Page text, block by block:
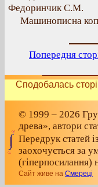
Федоринчик С.М.
Машинописна
Попередня
Сподобалась
© 1999 – 2026
древа», автори
Передрук статей
заохочується за
(гіперпосилання)
Сайт живе на Смереці